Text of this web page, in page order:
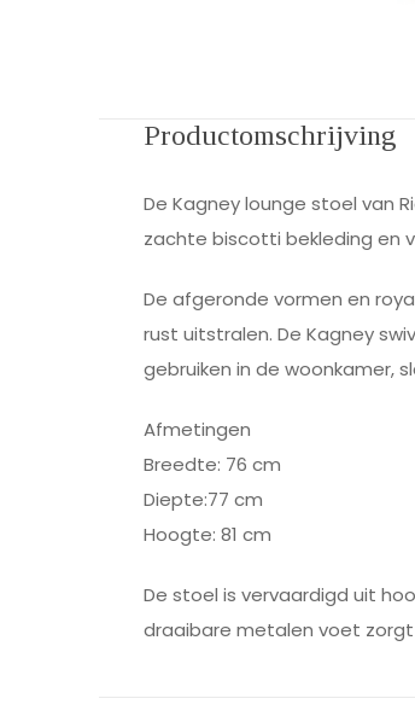
Productomschrijving
De Kagney lounge stoel van
zachte biscotti bekleding en
De afgeronde vormen en
rust uitstralen. De Kagney
gebruiken in de woonkamer,
Afmetingen
Breedte: 76 cm
Diepte:77 cm
Hoogte: 81 cm
De stoel is vervaardigd uit
draaibare metalen voet zorgt